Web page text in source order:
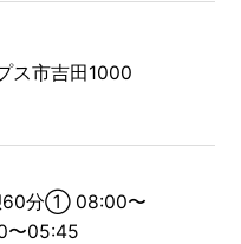
ス市吉田1000
60分① 08:00〜
05:45